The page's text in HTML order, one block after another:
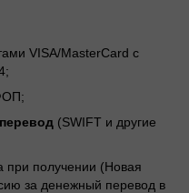
VISA/MasterCard с
(SWIFT и другие
при получении (Новая
за денежный перевод в